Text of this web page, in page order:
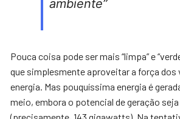
ambiente”
Pouca coisa pode ser mais “limpa” e
que simplesmente aproveitar a força dos
energia. Mas pouquíssima energia é
meio, embora o potencial de geração